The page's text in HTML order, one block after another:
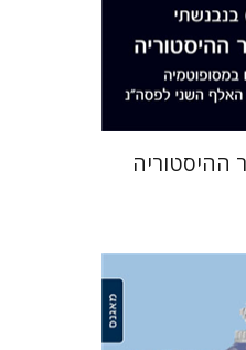
מודפס
ההיסטוריה